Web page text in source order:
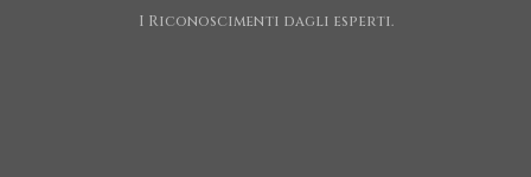
I Riconoscimenti dagli esperti.